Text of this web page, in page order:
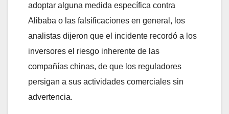
adoptar alguna medida específica contra
Alibaba o las falsificaciones en general, los
analistas dijeron que el incidente recordó a los
inversores el riesgo inherente de las
compañías chinas, de que los reguladores
persigan a sus actividades comerciales sin
advertencia.